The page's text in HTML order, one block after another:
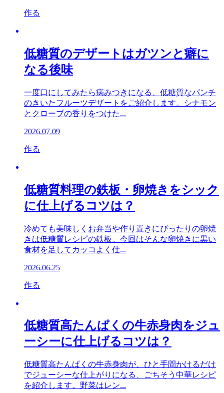
作る
低糖質のデザートはガツンと癖に
なる後味
一度口にしてみたら病みつきになる、低糖質なパンチ
のきいたフルーツデザートをご紹介します。シナモン
とクローブの香りをつけた...
2026.07.09
作る
低糖質料理の鉄板・卵焼きをシック
に仕上げるコツは？
冷めても美味しくお弁当や作り置きにぴったりの卵焼
きは低糖質レシピの鉄板。今回はそんな卵焼きに黒い
食材を足してカッコよく仕...
2026.06.25
作る
低糖質高たんぱくの牛赤身肉をジュ
ーシーに仕上げるコツは？
低糖質高たんぱくの牛赤身肉が、ひと手間かけるだけ
でジューシーな仕上がりになる、ごちそう中華レシピ
を紹介します。野菜はレン...